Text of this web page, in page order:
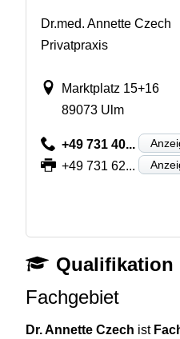
Dr.med. Annette Czech
Privatpraxis
Marktplatz 15+16
89073 Ulm
+49 731 40...
+49 731 62...
Qualifikation
Fachgebiet
Dr. Annette Czech ist